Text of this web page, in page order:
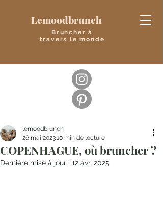
Lemoodbrunch
Bruncher à
travers le monde
COPENHAGUE, où bruncher ?
lemoodbrunch
26 mai 202310 min de lecture
Dernière mise à jour : 12 avr. 2025